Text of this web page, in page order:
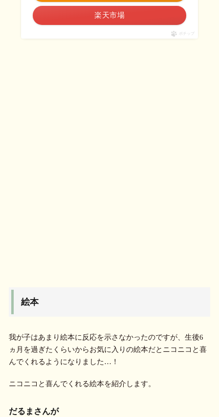
楽天市場
ポチップ
絵本
我が子はあまり絵本に反応を示さなかったのですが、生後6
ヵ月を過ぎたくらいからお気に入りの絵本だとニコニコと喜
んでくれるようになりました…！
ニコニコと喜んでくれる絵本を紹介します。
だるまさんが